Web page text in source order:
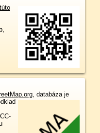
, databáza je